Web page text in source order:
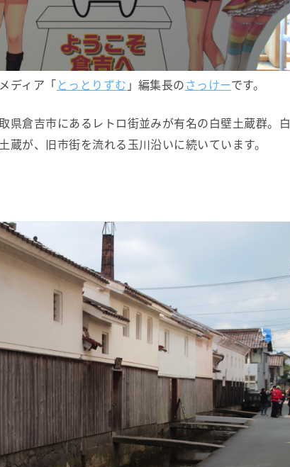
ディア「とっとりずむ 」編集長のさっけーです。
県倉吉市にあるレトロ街並みが有名の白壁土蔵群。白
蔵が、旧市街を流れる玉川沿いに続いています。